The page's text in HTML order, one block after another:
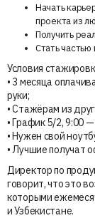
Начать
проекта из
Получить
Стать
Условия
• 3 месяца
руки;
• Стажёрам из
• График 5/2, 9:00
• Нужен свой
• Лучшие получат
Директор по
говорит, что это
которыми
и Узбекистане.